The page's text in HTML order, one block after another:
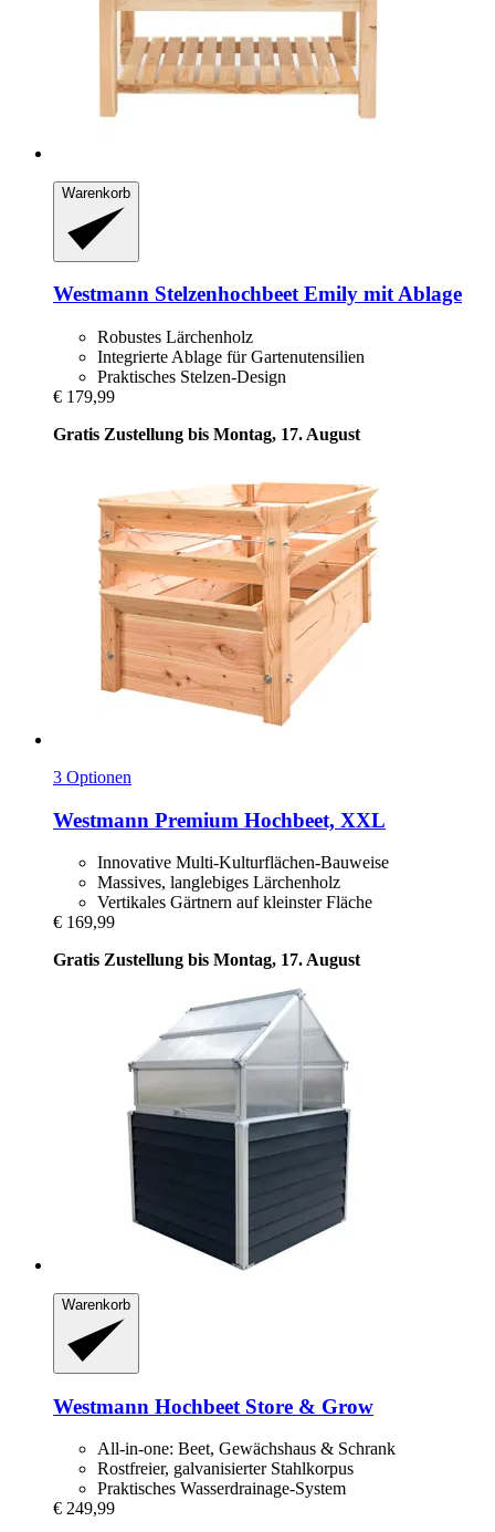
Warenkorb
Westmann Stelzenhochbeet Emily mit Ablage
Robustes Lärchenholz
Integrierte Ablage für Gartenutensilien
Praktisches Stelzen-Design
€ 179,99
Gratis Zustellung bis Montag, 17. August
3 Optionen
Westmann Premium Hochbeet, XXL
Innovative Multi-Kulturflächen-Bauweise
Massives, langlebiges Lärchenholz
Vertikales Gärtnern auf kleinster Fläche
€ 169,99
Gratis Zustellung bis Montag, 17. August
Warenkorb
Westmann Hochbeet Store & Grow
All-in-one: Beet, Gewächshaus & Schrank
Rostfreier, galvanisierter Stahlkorpus
Praktisches Wasserdrainage-System
€ 249,99